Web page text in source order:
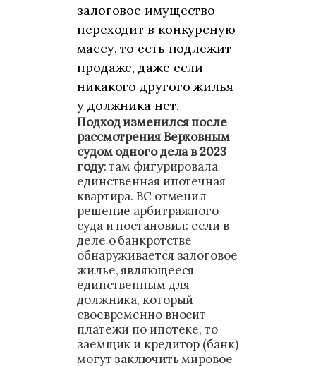
залоговое имущество
переходит в конкурсную
массу, то есть подлежит
продаже, даже если
никакого другого жилья
у должника нет.
Подход изменился после
рассмотрения Верховным
судом одного дела в 2023
году: там фигурировала
единственная ипотечная
квартира. ВС отменил
решение арбитражного
суда и постановил: если в
деле о банкротстве
обнаруживается залоговое
жилье, являющееся
единственным для
должника, который
своевременно вносит
платежи по ипотеке, то
заемщик и кредитор (банк)
могут заключить мировое